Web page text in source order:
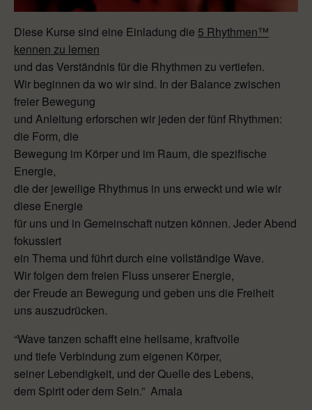
Diese Kurse sind eine Einladung die 5 Rhythmen™
kennen zu lernen
und das Verständnis für die Rhythmen zu vertiefen.
Wir beginnen da wo wir sind. In der Balance zwischen
freier Bewegung
und Anleitung erforschen wir jeden der fünf Rhythmen:
die Form, die
Bewegung im Körper und im Raum, die spezifische
Energie,
die der jeweilige Rhythmus in uns erweckt und wie wir
diese Energie
für uns und in Gemeinschaft nutzen können. Jeder Abend
fokussiert
ein Thema und führt durch eine vollständige Wave.
Wir folgen dem freien Fluss unserer Energie,
der Freude an Bewegung und geben uns die Freiheit
uns auszudrücken.
“Wave tanzen schafft eine heilsame, kraftvolle
und tiefe Verbindung zum eigenen Körper,
seiner Lebendigkeit, und der Quelle des Lebens,
dem Spirit oder dem Sein.” Amala